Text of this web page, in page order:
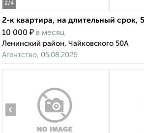
2/4
2-к квартира, на длительный срок,
10 000 ₽ в месяц
Ленинский район, Чайковского 50А
Агентство, 05.08.2026
‹